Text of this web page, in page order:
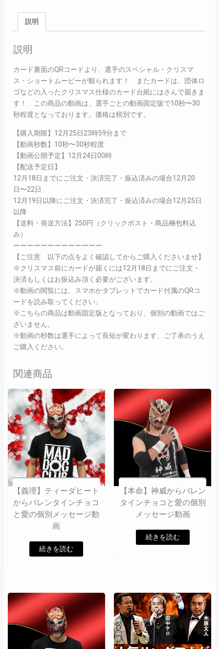
説明
説明
カード裏面のQRコードより、選手のスペシャル・クリスマ
ス・ショートムービーが観られます！ またカードは、団体ロ
ゴなどの入ったクリスマス仕様のカード台紙にはさんで届きま
す！ この商品の動画は、選手ごとの動画固定版で10秒〜30
秒程度となっております。価格は税別です。
【購入期限】12月25日23時59分まで
【動画秒数】10秒〜30秒程度
【動画公開予定】12月24日00時
【配送予定日】
12月18日までにご注文・決済完了・振込済みの場合12月20
日〜22日
12月19日以降にご注文・決済完了・振込済みの場合12月25日
以降
【送料・発送方法】250円（クリックポスト・商品梱包料込
み）
ーーーーーーーーーーーーー
【ご注意 以下の点をよく確認してからご購入くださいませ】
※クリスマス前にカードが届くには12月18日までにご注文・
決済もしくはお振込み頂く必要がございます。
※動画の閲覧には、スマホかタブレットでカード付属のQRコ
ードを読み取ってください。
※こちらの商品は動画固定版となっており、個別の動画ではご
ざいません。
※動画の秒数は選手によって長短が変わります、ご了承のうえ
ご購入ください。
関連商品
【義理】ティーダヒート
からバレンタインチョコ
と愛の個別メッセージ動
画
続きを読む
【本命】神威からバレン
タインチョコと愛の個別
メッセージ動画
続きを読む